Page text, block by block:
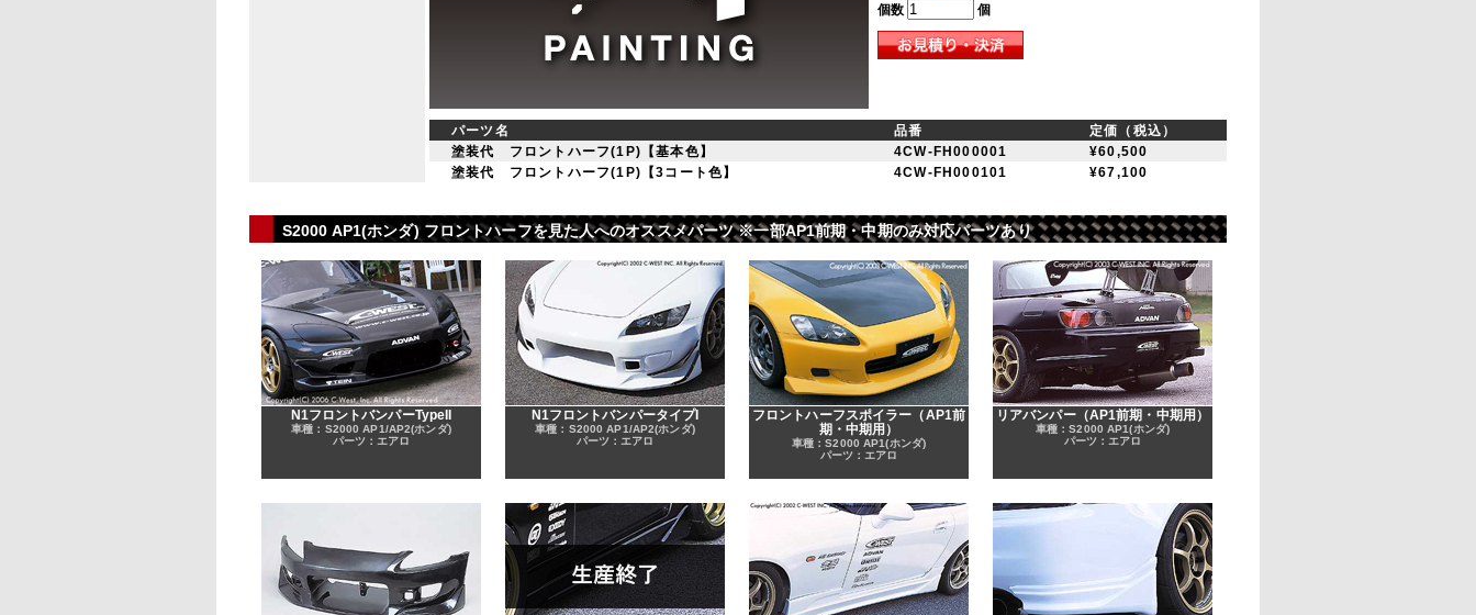
個数
個
パーツ名 品番
定価（税込）
塗装代 フロントハーフ(1P)【基本色】
4CW-FH000001
¥60,500
塗装代 フロントハーフ(1P)【3コート色】
4CW-FH000101 ¥67,100
S2000 AP1(ホンダ) フロントハーフを見た人へのオススメパーツ ※一部AP1前期・中期のみ対応パーツあり
N1フロントバンパーTypeII
車種：S2000 AP1/AP2(ホンダ)
パーツ：エアロ
N1フロントバンパータイプI
車種：S2000 AP1/AP2(ホンダ)
パーツ：エアロ
フロントハーフスポイラー（AP1前
期・中期用）
車種：S2000 AP1(ホンダ)
パーツ：エアロ
リアバンパー（AP1前期・中期用）
車種：S2000 AP1(ホンダ)
パーツ：エアロ